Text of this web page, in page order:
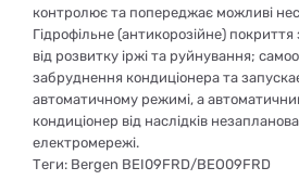
контролює та попереджає можливі
Гідрофільне (антикорозійне)
від розвитку іржі та руйнування;
забруднення кондиціонера та
автоматичному режимі, а
кондиціонер від наслідків
електромережі.
Теги: Bergen BEI09FRD/BEO09FRD